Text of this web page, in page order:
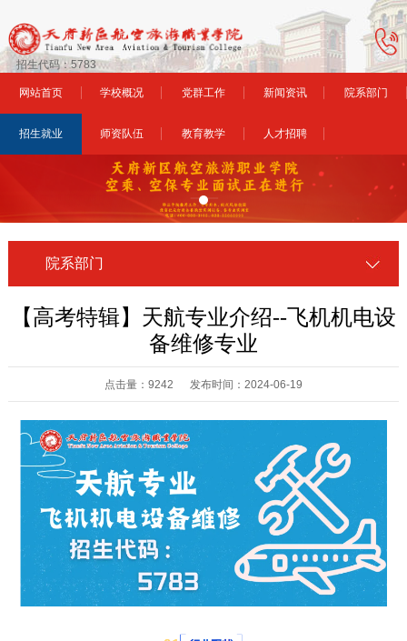
招生代码：5783
网站首页 学校概况 党群工作 新闻资讯 院系部门
招生就业 师资队伍 教育教学 人才招聘
院系部门
【高考特辑】天航专业介绍--飞机机电设
备维修专业
点击量：9242 发布时间：2024-06-19